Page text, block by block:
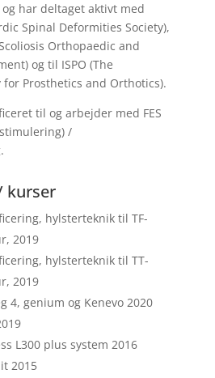
har deltaget aktivt med
Spinal Deformities Society),
Orthopaedic and
og til ISPO (The
Prosthetics and Orthotics).
til og arbejder med FES
/
kurser
hylsterteknik til TF-
2019
hylsterteknik til TT-
2019
4, genium og Kenevo 2020
L300 plus system 2016
2015